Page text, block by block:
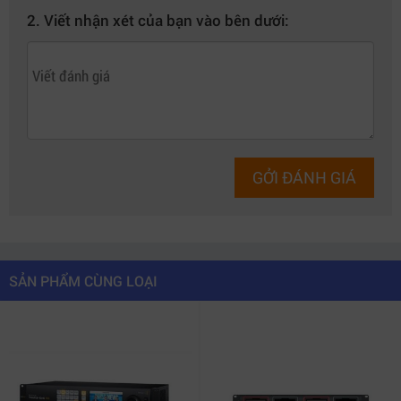
2. Viết nhận xét của bạn vào bên dưới:
GỞI ĐÁNH GIÁ
SẢN PHẨM CÙNG LOẠI